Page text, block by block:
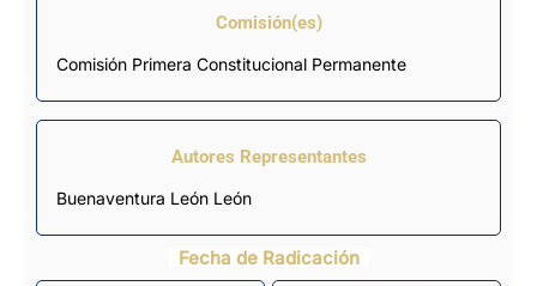
Comisión(es)
Comisión Primera Constitucional Permanente
Autores Representantes
Buenaventura León León
Fecha de Radicación